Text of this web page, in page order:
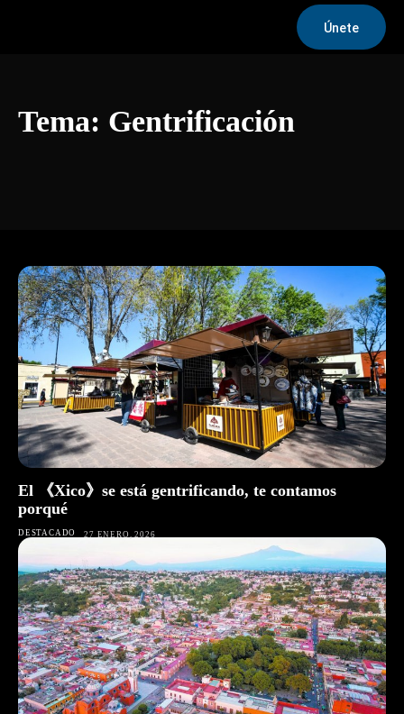
Únete
Tema: Gentrificación
El 《Xico》se está gentrificando, te contamos
porqué
DESTACADO 27 ENERO, 2026